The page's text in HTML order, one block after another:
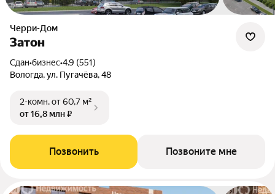
Черри-Дом
Затон
Сдан•бизнес•4.9 (551)
Вологда, ул. Пугачёва, 48
2-комн.от 60,7 м²
от 16,8 млн ₽
Позвонить Позвоните мне